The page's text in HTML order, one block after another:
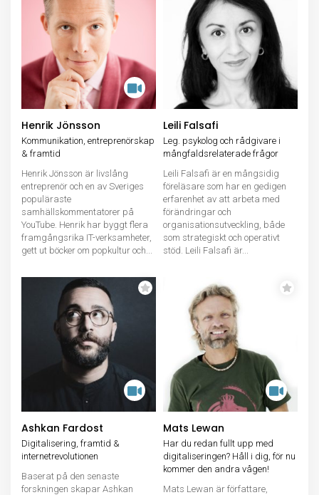
Henrik Jönsson
Kommunikation, entreprenörskap
& framtid
Henrik Jönsson är livslång
entreprenör och en av Sveriges
populäraste
samhällskommentatorer på
YouTube. Henrik har byggt flera
framgångsrika IT-verksamheter,
gett ut böcker om popkultur och...
Leili Falsafi
Leg. psykolog och rådgivare i
mångfaldsrelaterade frågor
Leili Falsafi är en mångsidig
föreläsare som har en gedigen
erfarenhet av att arbeta med
förändringar och
organisationsutveckling, både
som strategiskt och operativt
stöd. Leili Falsafi är...
Ashkan Fardost
Digitalisering, framtid &
internetrevolutionen
Baserat på den senaste
forskningen skapar Ashkan
Mats Lewan
Har du redan fullt upp med
digitaliseringen? Håll i dig, för nu
kommer den andra vågen!
Mats Lewan är författare,